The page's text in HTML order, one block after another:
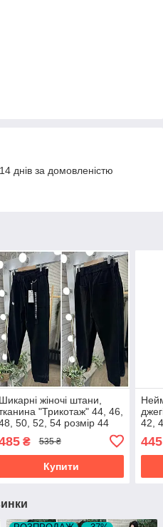
днів за домовленістю
Шикарні жіночі штани,
"Трикотаж" 44, 46,
50, 52, 54 розмір 44
₴ 535 ₴
Купити
42,
445